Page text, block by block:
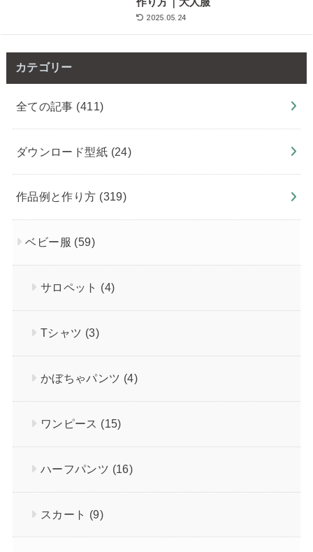
2025.05.24
カテゴリー
全ての記事 (411)
ダウンロード型紙 (24)
作品例と作り方 (319)
ベビー服 (59)
サロペット (4)
Tシャツ (3)
かぼちゃパンツ (4)
ワンピース (15)
ハーフパンツ (16)
スカート (9)